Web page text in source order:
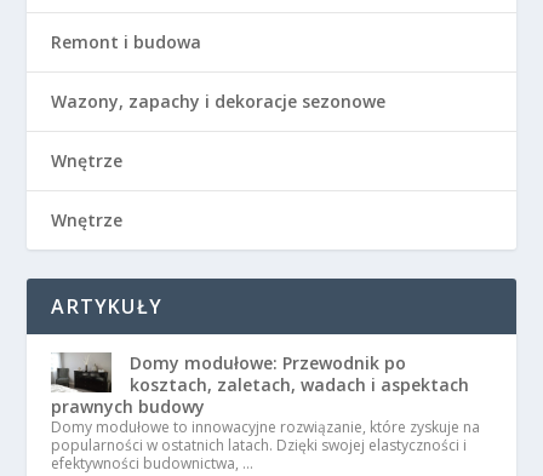
Remont i budowa
Wazony, zapachy i dekoracje sezonowe
Wnętrze
Wnętrze
ARTYKUŁY
Domy modułowe: Przewodnik po
kosztach, zaletach, wadach i aspektach
prawnych budowy
Domy modułowe to innowacyjne rozwiązanie, które zyskuje na
popularności w ostatnich latach. Dzięki swojej elastyczności i
efektywności budownictwa, …